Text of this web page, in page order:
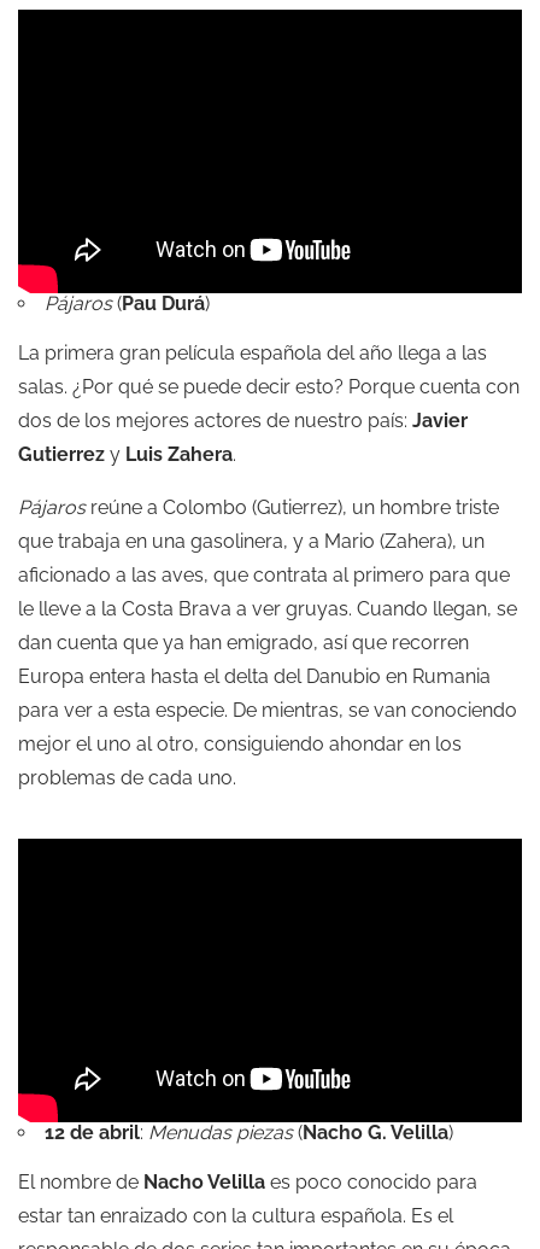
Pájaros(Pau Durá)
La primera gran película española del año llega a las
salas. ¿Por qué se puede decir esto? Porque cuenta con
dos de los mejores actores de nuestro país: Javier
Gutierrez y Luis Zahera.
Pájarosreúne a Colombo (Gutierrez), un hombre triste
que trabaja en una gasolinera, y a Mario (Zahera), un
aficionado a las aves, que contrata al primero para que
le lleve a la Costa Brava a ver gruyas. Cuando llegan, se
dan cuenta que ya han emigrado, así que recorren
Europa entera hasta el delta del Danubio en Rumania
para ver a esta especie. De mientras, se van conociendo
mejor el uno al otro, consiguiendo ahondar en los
problemas de cada uno.
12 de abril: Menudas piezas(Nacho G. Velilla)
El nombre de Nacho Velilla es poco conocido para
estar tan enraizado con la cultura española. Es el